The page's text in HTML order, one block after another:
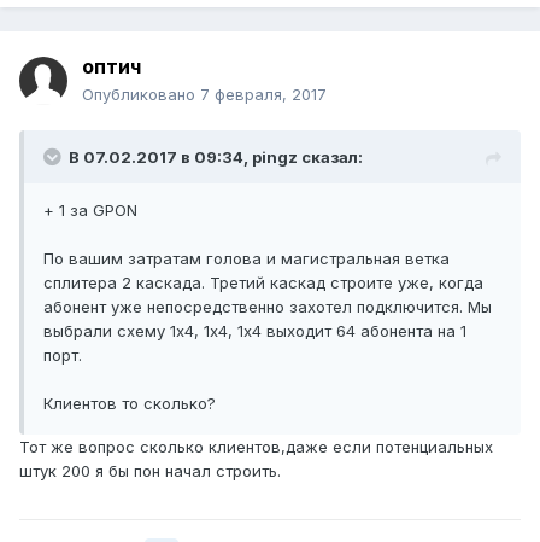
оптич
Опубликовано 7 февраля, 2017
В 07.02.2017 в 09:34, pingz сказал:
+ 1 за GPON
По вашим затратам голова и магистральная ветка
сплитера 2 каскада. Третий каскад строите уже, когда
абонент уже непосредственно захотел подключится. Мы
выбрали схему 1х4, 1х4, 1х4 выходит 64 абонента на 1
порт.
Клиентов то сколько?
Тот же вопрос сколько клиентов,даже если потенциальных
штук 200 я бы пон начал строить.